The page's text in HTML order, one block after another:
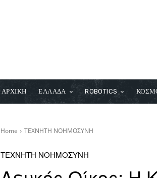
ΑΡΧΙΚΗ ΕΛΛΑΔΑ ROBOTICS
Home ΤΕΧΝΗΤΗ ΝΟΗΜΟΣΥΝΗ
ΤΕΧΝΗΤΗ ΝΟΗΜΟΣΥΝΗ